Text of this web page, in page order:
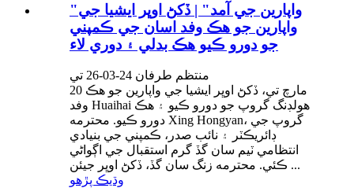
"واپارين جي آمد" | ڏکڻ اوڀر ايشيا جي
واپارين جو هڪ وفد اسان جي ڪمپني
جو دورو ڪيو هڪ بدلي ۽ دوري لاء
منتظم طرفان 24-03-26 تي
20 مارچ تي، ڏکڻ اوڀر ايشيا جي واپارين جو هڪ
وفد Huaihai هولڊنگ گروپ جو دورو ڪيو ۽ هڪ
دورو ڪيو. محترمه Xing Hongyan، گروپ جي
ڊائريڪٽر ۽ نائب صدر، ڪمپني جي بنيادي
انتظامي ٽيم سان گڏ گرم استقبال جي اڳواڻي
ڪئي. محترمه زنگ سان گڏ، ڏکڻ اوڀر جيئن ...
وڌيڪ پڙهو